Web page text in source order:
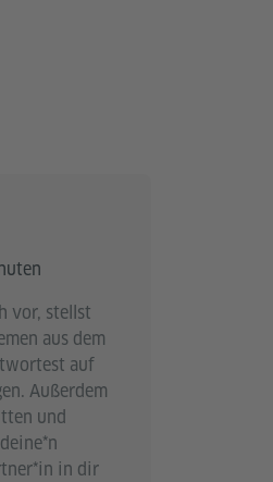
vor, stellst
aus dem
auf
Außerdem
und
in dir